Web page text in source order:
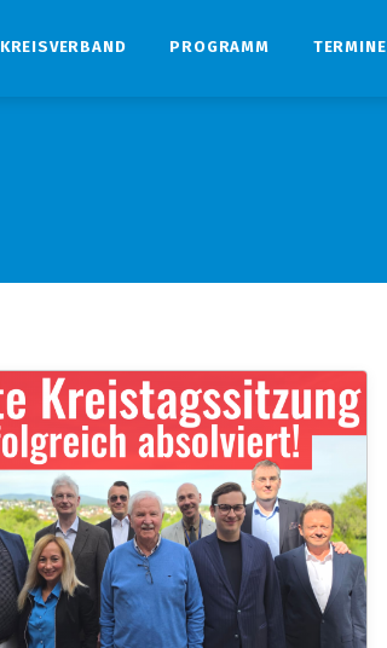
KREISVERBAND PROGRAMM TERMINE